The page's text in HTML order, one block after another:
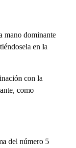
mano dominante
en la
con la
como
del número 5